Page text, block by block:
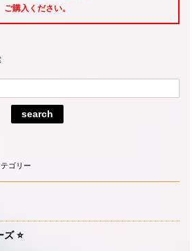
ご購入ください。
search
ゴリー
ズ ⭐️